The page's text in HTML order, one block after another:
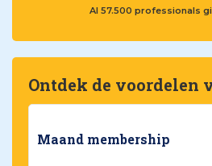
Al 57.500 professionals
Ontdek de voordelen
Maand membership